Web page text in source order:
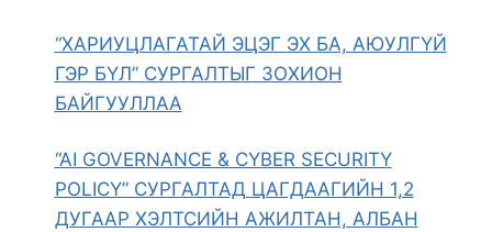
“ХАРИУЦЛАГАТАЙ ЭЦЭГ ЭХ БА, АЮУЛГҮЙ
ГЭР БҮЛ” СУРГАЛТЫГ ЗОХИОН
БАЙГУУЛЛАА
“AI GOVERNANCE & CYBER SECURITY
POLICY” СУРГАЛТАД ЦАГДААГИЙН 1,2
ДУГААР ХЭЛТСИЙН АЖИЛТАН, АЛБАН